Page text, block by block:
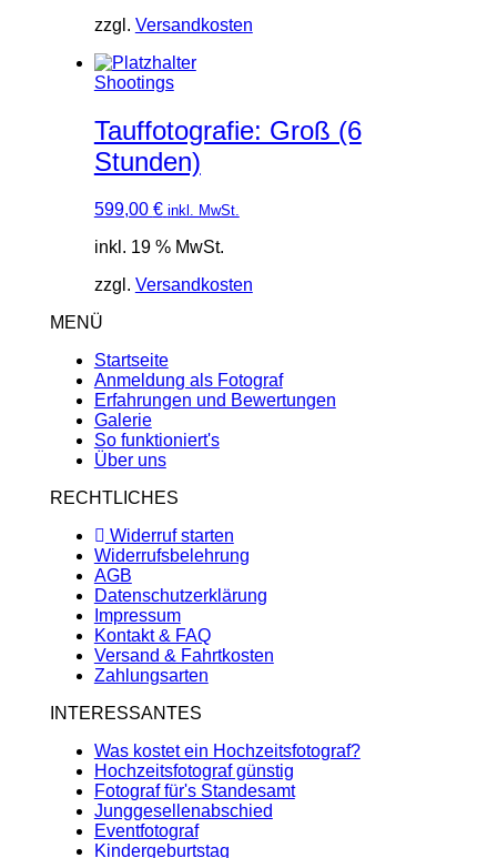
zzgl. Versandkosten
Shootings
Tauffotografie: Groß (6
Stunden)
599,00 € inkl. MwSt.
inkl. 19 % MwSt.
zzgl. Versandkosten
MENÜ
Startseite
Anmeldung als Fotograf
Erfahrungen und Bewertungen
Galerie
So funktioniert's
Über uns
RECHTLICHES
Widerruf starten
Widerrufsbelehrung
AGB
Datenschutzerklärung
Impressum
Kontakt & FAQ
Versand & Fahrtkosten
Zahlungsarten
INTERESSANTES
Was kostet ein Hochzeitsfotograf?
Hochzeitsfotograf günstig
Fotograf für's Standesamt
Junggesellenabschied
Eventfotograf
Kindergeburtstag